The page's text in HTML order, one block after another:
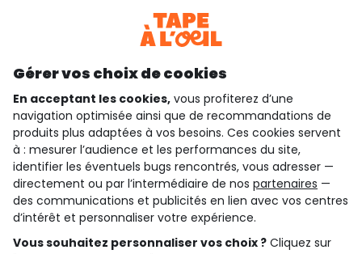
qui sommes-nous ?
besoin d'aide ?
le club fidélité
notre catalogue
Gérer vos choix de cookies
En acceptant les cookies, vous profiterez d’une
navigation optimisée ainsi que de recommandations de
produits plus adaptées à vos besoins. Ces cookies servent
à : mesurer l’audience et les performances du site,
identifier les éventuels bugs rencontrés, vous adresser —
directement ou par l’intermédiaire de nos partenaires —
des communications et publicités en lien avec vos centres
d’intérêt et personnaliser votre expérience.
Vous souhaitez personnaliser vos choix ? Cliquez sur